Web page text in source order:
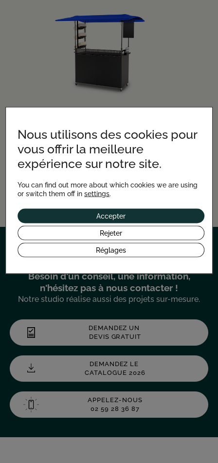
EN SAVOIR PLUS SUR
NOS STANDS PLIABLES ?
PARLONS DE VOTRE PROJET
Besoin d'un conseil, une information,
n'hésitez pas à nous contacter !
Notre studio réalise aussi des projets sur-mesure.
DEMANDEZ UN
DEVIS GRATUIT
DEMANDEZ LE
CATALOGUE 2026
APPELEZ-NOUS
02 59 28 36 87
Nous utilisons des cookies pour
vous offrir la meilleure
expérience sur notre site.
You can find out more about which cookies we are using
or switch them off insettings
Accepter
Rejeter
Réglages